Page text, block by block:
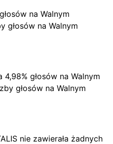
na Walnym
głosów na Walnym
głosów na Walnym
głosów na Walnym
nie zawierała żadnych